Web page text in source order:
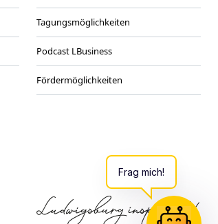
Tagungsmöglichkeiten
Podcast LBusiness
Fördermöglichkeiten